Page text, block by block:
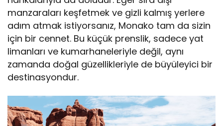
manzaraları keşfetmek ve gizli kalmış yerlere
adım atmak istiyorsanız, Monako tam da sizin
için bir cennet. Bu küçük prenslik, sadece yat
limanları ve kumarhaneleriyle değil, aynı
zamanda doğal güzellikleriyle de büyüleyici bir
destinasyondur.